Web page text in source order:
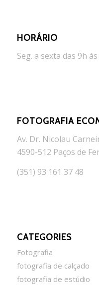
HORÁRIO
Seg. a sexta das 9h
FOTOGRAFIA
Av. Dr. Nicolau
4590-512 Paços de
(351) 93 161 37 48
CATEGORIES
Fotografia
fotografia de calçado
fotografia de estúdio